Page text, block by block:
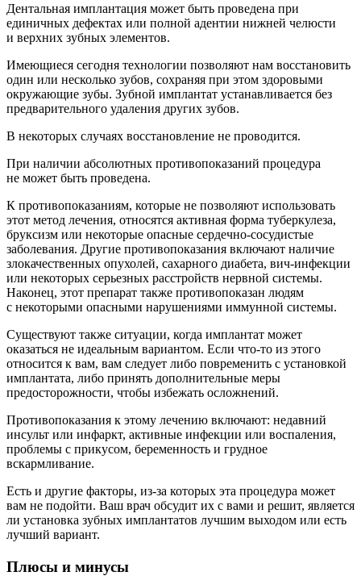
Дентальная имплантация может быть проведена при
единичных дефектах или полной адентии нижней челюсти
и верхних зубных элементов.
Имеющиеся сегодня технологии позволяют нам восстановить
один или несколько зубов, сохраняя при этом здоровыми
окружающие зубы. Зубной имплантат устанавливается без
предварительного удаления других зубов.
В некоторых случаях восстановление не проводится.
При наличии абсолютных противопоказаний процедура
не может быть проведена.
К противопоказаниям, которые не позволяют использовать
этот метод лечения, относятся активная форма туберкулеза,
бруксизм или некоторые опасные сердечно-сосудистые
заболевания. Другие противопоказания включают наличие
злокачественных опухолей, сахарного диабета, вич-инфекции
или некоторых серьезных расстройств нервной системы.
Наконец, этот препарат также противопоказан людям
с некоторыми опасными нарушениями иммунной системы.
Существуют также ситуации, когда имплантат может
оказаться не идеальным вариантом. Если что-то из этого
относится к вам, вам следует либо повременить с установкой
имплантата, либо принять дополнительные меры
предосторожности, чтобы избежать осложнений.
Противопоказания к этому лечению включают: недавний
инсульт или инфаркт, активные инфекции или воспаления,
проблемы с прикусом, беременность и грудное
вскармливание.
Есть и другие факторы, из-за которых эта процедура может
вам не подойти. Ваш врач обсудит их с вами и решит, является
ли установка зубных имплантатов лучшим выходом или есть
лучший вариант.
Плюсы и минусы